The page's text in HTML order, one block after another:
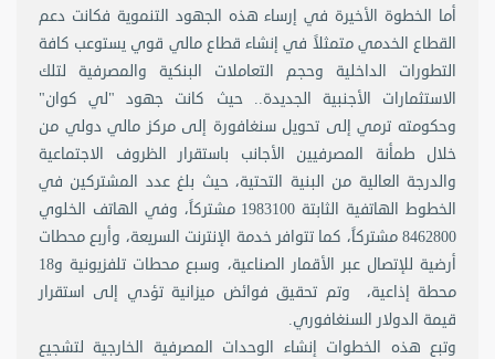
أما الخطوة الأخيرة في إرساء هذه الجهود التنموية فكانت دعم
القطاع الخدمي متمثلاً في إنشاء قطاع مالي قوي يستوعب كافة
التطورات الداخلية وحجم التعاملات البنكية والمصرفية لتلك
الاستثمارات الأجنبية الجديدة.. حيث كانت جهود "لي كوان"
وحكومته ترمي إلى تحويل سنغافورة إلى مركز مالي دولي من
خلال طمأنة المصرفيين الأجانب باستقرار الظروف الاجتماعية
والدرجة العالية من البنية التحتية، حيث بلغ عدد المشتركين في
الخطوط الهاتفية الثابتة 1983100 مشتركاً، وفي الهاتف الخلوي
8462800 مشتركاً، كما تتوافر خدمة الإنترنت السريعة، وأربع محطات
أرضية للإتصال عبر الأقمار الصناعية، وسبع محطات تلفزيونية و18
محطة إذاعية، وتم تحقيق فوائض ميزانية تؤدي إلى استقرار
قيمة الدولار السنغافوري.
وتبع هذه الخطوات إنشاء الوحدات المصرفية الخارجية لتشجيع